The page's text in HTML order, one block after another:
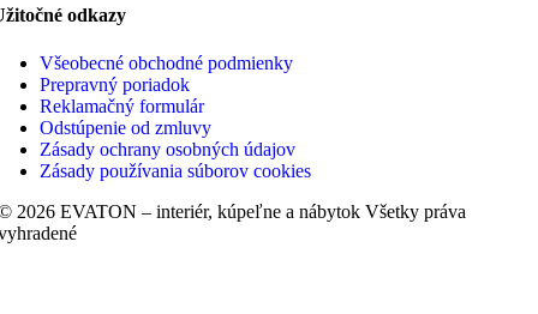
odkazy
Všeobecné obchodné podmienky
Prepravný poriadok
Reklamačný formulár
Odstúpenie od zmluvy
Zásady ochrany osobných údajov
Zásady používania súborov cookies
2026 EVATON – interiér, kúpeľne a nábytok Všetky práva